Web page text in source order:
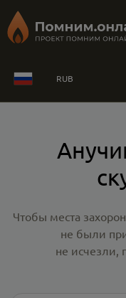
RUB
Чтобы места
не были
не исчезли,